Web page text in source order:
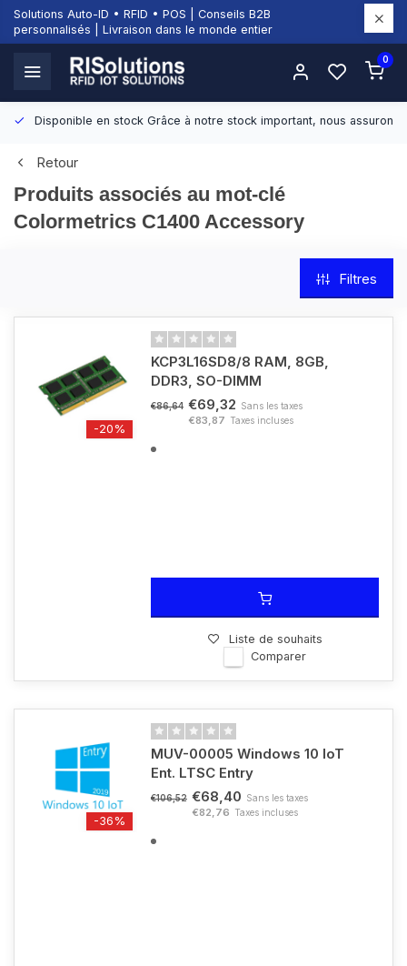
Solutions Auto-ID • RFID • POS | Conseils B2B
personnalisés | Livraison dans le monde entier
0
Disponible en stock Grâce à notre stock important, nous
Retour
Produits associés au mot-clé
Colormetrics C1400 Accessory
Filtres
-20%
KCP3L16SD8/8 RAM, 8GB,
DDR3, SO-DIMM
€86,64 €69,32 Sans les taxes
€83,87 Taxes incluses
Liste de souhaits
Comparer
-36%
MUV-00005 Windows 10 IoT
Ent. LTSC Entry
€106,52 €68,40 Sans les taxes
€82,76 Taxes incluses